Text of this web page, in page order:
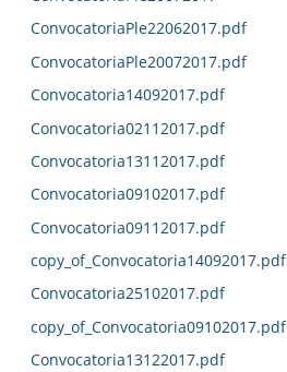
ConvocatoriaPle22062017.pdf
ConvocatoriaPle20072017.pdf
Convocatoria14092017.pdf
Convocatoria02112017.pdf
Convocatoria13112017.pdf
Convocatoria09102017.pdf
Convocatoria09112017.pdf
copy_of_Convocatoria14092017.pdf
Convocatoria25102017.pdf
copy_of_Convocatoria09102017.pdf
Convocatoria13122017.pdf